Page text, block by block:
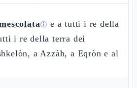
ⓘ e a tutti i re della
i re della terra dei
a Azzàh, a Eqròn e al